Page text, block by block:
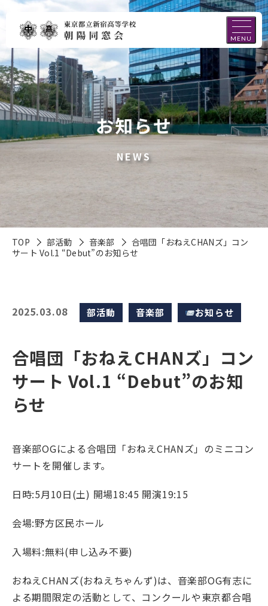
MENU
お知らせ
NEWS
TOP 部活動 音楽部
合唱団「おねえCHANズ」コン
サート Vol.1 “Debut”のお知らせ
2025.03.08 部活動 音楽部 お知らせ
合唱団「おねえCHANズ」コン
サート Vol.1 “Debut”のお知
らせ
音楽部OGによる合唱団「おねえCHANズ」のミニコン
サートを開催します。
日時:5月10日(土) 開場18:45 開演19:15
会場:野方区民ホール
入場料:無料(申し込み不要)
おねえCHANズ(おねえちゃんず)は、音楽部OG有志に
よる期間限定の活動として、コンクールや東京都合唱